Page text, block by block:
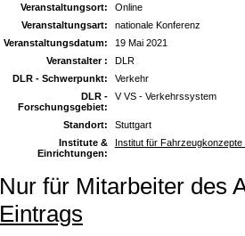
Veranstaltungsort:
Online
Veranstaltungsart:
nationale Konferenz
Veranstaltungsdatum:
19 Mai 2021
Veranstalter :
DLR
DLR - Schwerpunkt:
Verkehr
DLR -
Forschungsgebiet:
V VS - Verkehrssystem
Standort:
Stuttgart
Institute &
Einrichtungen:
Institut für
Nur für Mitarbeiter des
Eintrags